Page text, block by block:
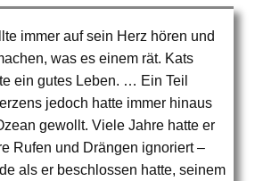
immer auf sein Herz hören und
was es einem rät. Kats
ein gutes Leben. … Ein Teil
jedoch hatte immer hinaus
gewollt. Viele Jahre hatte er
Rufen und Drängen ignoriert –
als er beschlossen hatte, seinem